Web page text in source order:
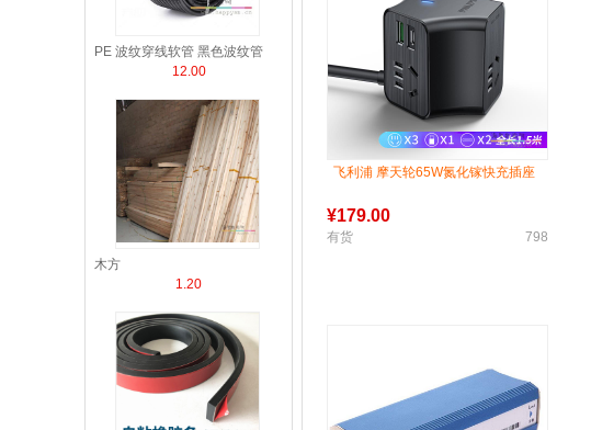
PE 波纹穿线软管 黑色波纹管
12.00
木方
1.20
飞利浦 摩天轮65W氮化镓快充插座
¥179.00
有货 798